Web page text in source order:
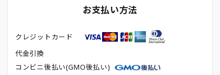
お支払い方法
クレジットカード
代金引換
コンビニ後払い(GMO後払い)